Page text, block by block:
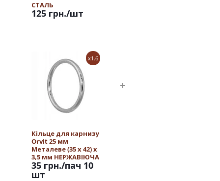
СТАЛЬ
125 грн./шт
x1.6
Кільце для карнизу
Orvit 25 мм
Металеве (35 х 42) х
3,5 мм НЕРЖАВІЮЧА
СТАЛЬ
35 грн./пач 10
шт